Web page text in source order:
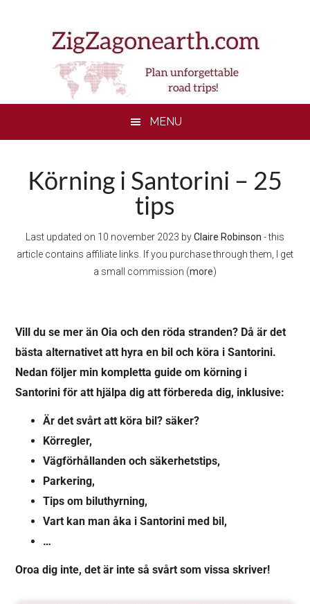
MENU
Körning i Santorini – 25
tips
Last updated on 10 november 2023 byClaire Robinson - this
article contains affiliate links. If you purchase through them, I get
a small commission (more)
Vill du se mer än Oia och den röda stranden? Då är det
bästa alternativet att hyra en bil och köra i Santorini.
Nedan följer min kompletta guide om körning i
Santorini för att hjälpa dig att förbereda dig, inklusive:
Är det svårt att köra bil? säker?
Körregler,
Vägförhållanden och säkerhetstips,
Parkering,
Tips om biluthyrning,
Vart kan man åka i Santorini med bil,
…
Oroa dig inte, det är inte så svårt som vissa skriver!